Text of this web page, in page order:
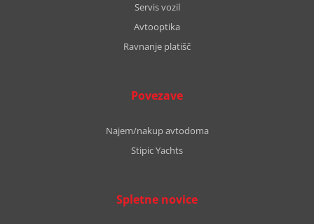
Servis vozil
Avtooptika
Ravnanje platišč
Povezave
Najem/nakup avtodoma
Stipic Yachts
Spletne novice